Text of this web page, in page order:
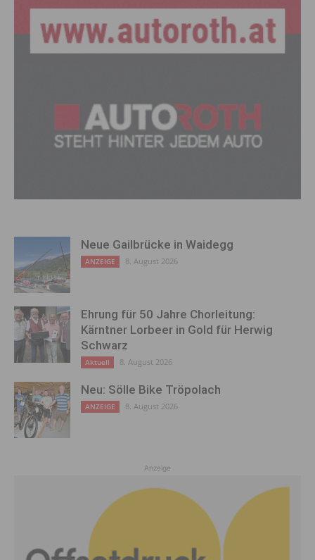
Neue Gailbrücke in Waidegg
ANZEIGE 8. August 2026
Ehrung für 50 Jahre Chorleitung:
Kärntner Lorbeer in Gold für Herwig
Schwarz
Aktuell 8. August 2026
Neu: Sölle Bike Tröpolach
ANZEIGE 8. August 2026
Anzeige